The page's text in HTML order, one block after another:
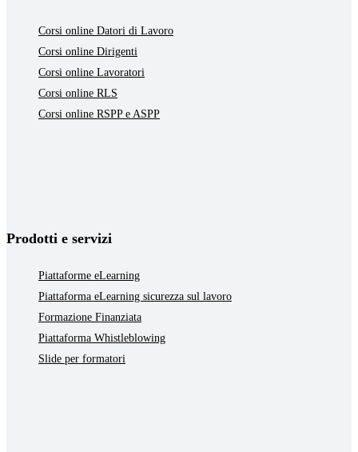
Corsi online Datori di Lavoro
Corsi online Dirigenti
Corsi online Lavoratori
Corsi online RLS
Corsi online RSPP e ASPP
Prodotti e servizi
Piattaforme eLearning
Piattaforma eLearning sicurezza sul lavoro
Formazione Finanziata
Piattaforma Whistleblowing
Slide per formatori